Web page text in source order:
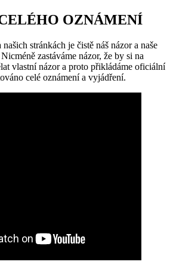
OZNÁMENÍ
stránkách je čistě náš názor a naše
zastáváme názor, že by si na
vlastní názor a proto přikládáme oficiální
celé oznámení a vyjádření.